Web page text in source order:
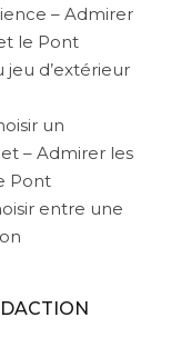
– Admirer
le Pont
jeu d’extérieur
un
– Admirer les
Pont
entre une